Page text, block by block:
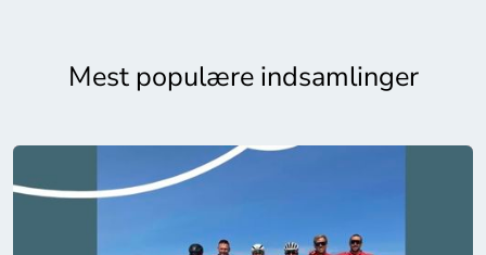
Mest populære indsamlinger